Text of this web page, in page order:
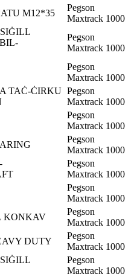
М12*35
Pegson
Maxtrack 1000
Pegson
Maxtrack 1000
Pegson
Maxtrack 1000
TAĊ-ĊIRKU Pegson
Maxtrack 1000
Pegson
Maxtrack 1000
Pegson
Maxtrack 1000
Pegson
Maxtrack 1000
Pegson
Maxtrack 1000
KONKAV
Pegson
Maxtrack 1000
DUTY
Pegson
Maxtrack 1000
Pegson
Maxtrack 1000